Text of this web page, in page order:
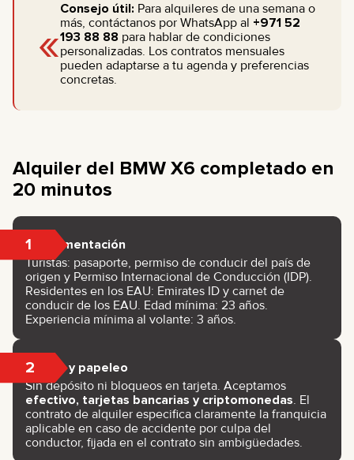
«
Consejo útil: Para alquileres de una semana o
más, contáctanos por WhatsApp al +971 52
193 88 88 para hablar de condiciones
personalizadas. Los contratos mensuales
pueden adaptarse a tu agenda y preferencias
concretas.
Alquiler del BMW X6 completado en
20 minutos
1 Documentación
Turistas: pasaporte, permiso de conducir del país de
origen y Permiso Internacional de Conducción (IDP).
Residentes en los EAU: Emirates ID y carnet de
conducir de los EAU. Edad mínima: 23 años.
Experiencia mínima al volante: 3 años.
2 Pago y papeleo
Sin depósito ni bloqueos en tarjeta. Aceptamos
efectivo, tarjetas bancarias y criptomonedas. El
contrato de alquiler especifica claramente la franquicia
aplicable en caso de accidente por culpa del
conductor, fijada en el contrato sin ambigüedades.